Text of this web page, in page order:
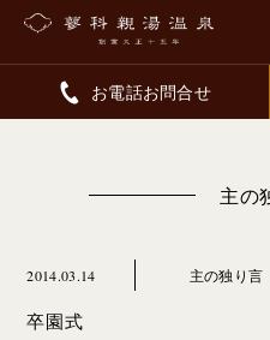
お電話お問合せ
主の
2014.03.14 主の独り言
卒園式